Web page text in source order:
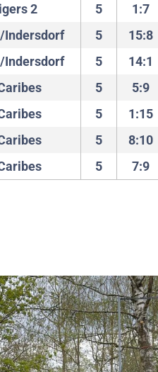
2 5
1:7
Indersdorf 5
15:8
Indersdorf 5
14:1
5
5:9
5
1:15
5 8:10
5 7:9